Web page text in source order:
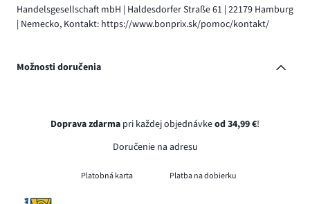
Handelsgesellschaft mbH | Haldesdorfer Straße 61 | 22179 Hamburg
| Nemecko, Kontakt: https://www.bonprix.sk/pomoc/kontakt/
Možnosti doručenia
Doprava zdarma pri každej objednávkeod 34,99 €!
Doručenie na adresu
Platobná karta Platba na dobierku